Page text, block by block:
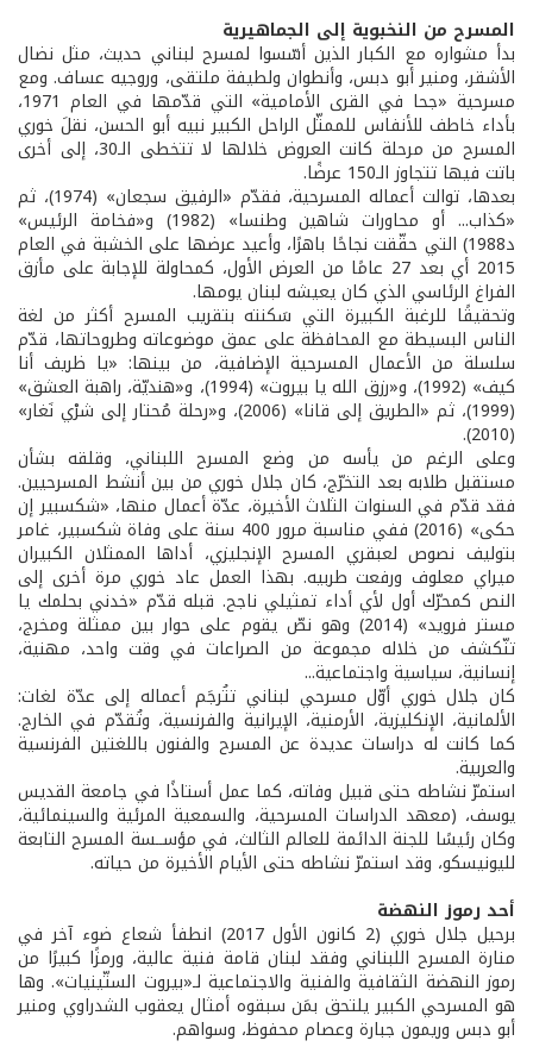
المسرح من النخبوية إلى الجماهيرية
بدأ مشواره مع الكبار الذين أسّسوا لمسرح لبناني حديث، مثل نضال
الأشقر، ومنير أبو دبس، وأنطوان ولطيفة ملتقى، وروجيه عساف. ومع
مسرحية «جحا في القرى الأمامية» التي قدّمها في العام 1971،
بأداء خاطف للأنفاس للممثّل الراحل الكبير نبيه أبو الحسن، نقلَ خوري
المسرح من مرحلة كانت العروض خلالها لا تتخطى الـ30، إلى أخرى
باتت فيها تتجاوز الـ150 عرضًا.
بعدها، توالت أعماله المسرحية، فقدّم «الرفيق سجعان» (1974)، ثم
«كذاب... أو محاورات شاهين وطنسا» (1982) و«فخامة الرئيس»
د1988) التي حقّقت نجاحًا باهرًا، وأعيد عرضها على الخشبة في العام
2015 أي بعد 27 عامًا من العرض الأول، كمحاولة للإجابة على مأزق
الفراغ الرئاسي الذي كان يعيشه لبنان يومها.
وتحقيقًا للرغبة الكبيرة التي سَكنته بتقريب المسرح أكثر من لغة
الناس البسيطة مع المحافظة على عمق موضوعاته وطروحاتها، قدّم
سلسلة من الأعمال المسرحية الإضافية، من بينها: «يا ظريف أنا
كيف» (1992)، و«رزق الله يا بيروت» (1994)، و«هنديّة، راهبة العشق»
(1999)، ثم «الطريق إلى قانا» (2006)، و«رحلة مُحتار إلى شرْي نَغار»
(2010).
وعلى الرغم من يأسه من وضع المسرح اللبناني، وقلقه بشأن
مستقبل طلابه بعد التخرّج، كان جلال خوري من بين أنشط المسرحيين.
فقد قدّم في السنوات الثلاث الأخيرة، عدّة أعمال منها، «شكسبير إن
حكى» (2016) ففي مناسبة مرور 400 سنة على وفاة شكسبير، غامر
بتوليف نصوص لعبقري المسرح الإنجليزي، أداها الممثلان الكبيران
ميراي معلوف ورفعت طربيه. بهذا العمل عاد خوري مرة أخرى إلى
النص كمحرّك أول لأي أداء تمثيلي ناجح. قبله قدّم «خدني بحلمك يا
مستر فرويد» (2014) وهو نصّ يقوم على حوار بين ممثلة ومخرج،
تنّكشف من خلاله مجموعة من الصراعات في وقت واحد، مهنية،
إنسانية، سياسية واجتماعية...
كان جلال خوري أوّل مسرحي لبناني تتُرجَم أعماله إلى عدّة لغات:
الألمانية، الإنكليزية، الأرمنية، الإيرانية والفرنسية، وتُقدّم في الخارج.
كما كانت له دراسات عديدة عن المسرح والفنون باللغتين الفرنسية
والعربية.
استمرّ نشاطه حتى قبيل وفاته، كما عمل أستاذًا في جامعة القديس
يوسف، (معهد الدراسات المسرحية، والسمعية المرئية والسينمائية،
وكان رئيسًا للجنة الدائمة للعالم الثالث، في مؤســسة المسرح التابعة
لليونيسكو، وقد استمرّ نشاطه حتى الأيام الأخيرة من حياته.
أحد رموز النهضة
برحيل جلال خوري (2 كانون الأول 2017) انطفأ شعاع ضوء آخر في
منارة المسرح اللبناني وفقد لبنان قامة فنية عالية، ورمزًا كبيرًا من
رموز النهضة الثقافية والفنية والاجتماعية لـ«بيروت الستّينيات». وها
هو المسرحي الكبير يلتحق بمَن سبقوه أمثال يعقوب الشدراوي ومنير
أبو دبس وريمون جبارة وعصام محفوظ، وسواهم.